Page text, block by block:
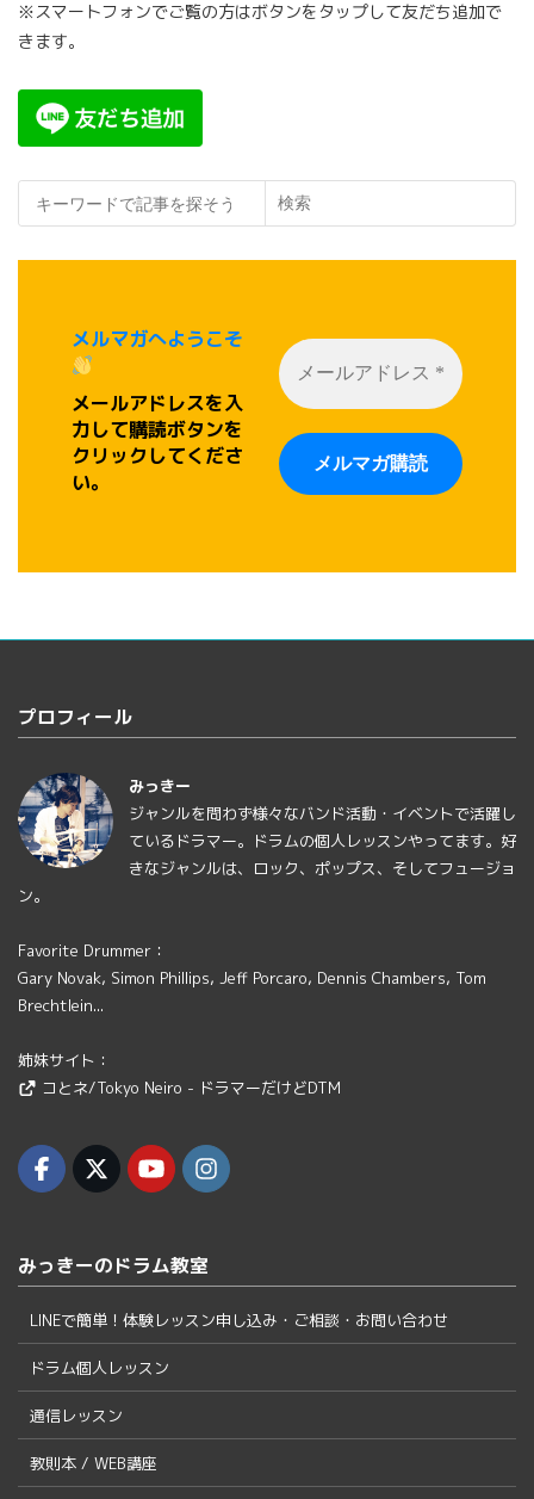
※スマートフォンでご覧の方はボタンをタップして友だち追加で
きます。
検索
メルマガへようこそ
メールアドレスを入
力して購読ボタンを
クリックしてくださ
い。
プロフィール
みっきー
ジャンルを問わず様々なバンド活動・イベントで活躍し
ているドラマー。ドラムの個人レッスンやってます。好
きなジャンルは、ロック、ポップス、そしてフュージョ
ン。
Favorite Drummer：
Gary Novak, Simon Phillips, Jeff Porcaro, Dennis Chambers, Tom
Brechtlein...
姉妹サイト：
コとネ/Tokyo Neiro - ドラマーだけどDTM
みっきーのドラム教室
LINEで簡単！体験レッスン申し込み・ご相談・お問い合わせ
ドラム個人レッスン
通信レッスン
教則本 / WEB講座